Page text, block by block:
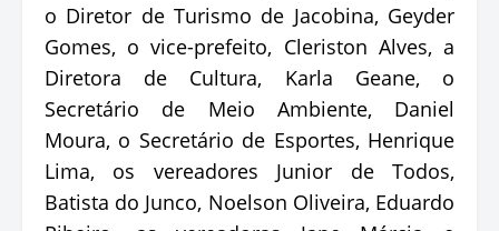
o Diretor de Turismo de Jacobina, Geyder
Gomes, o vice-prefeito, Cleriston Alves, a
Diretora de Cultura, Karla Geane, o
Secretário de Meio Ambiente, Daniel
Moura, o Secretário de Esportes, Henrique
Lima, os vereadores Junior de Todos,
Batista do Junco, Noelson Oliveira, Eduardo